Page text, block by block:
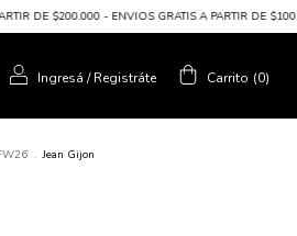
- ENVIOS GRATIS A PARTIR DE $100.000 - 10%
Ingresá /Registráte Carrito (0)
. Jean Gijon